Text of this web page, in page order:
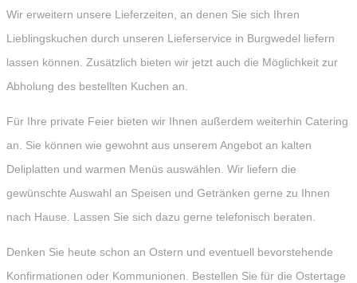
Wir erweitern unsere Lieferzeiten, an denen Sie sich Ihren
Lieblingskuchen durch unseren Lieferservice in Burgwedel liefern
lassen können. Zusätzlich bieten wir jetzt auch die Möglichkeit zur
Abholung des bestellten Kuchen an.
Für Ihre private Feier bieten wir Ihnen außerdem weiterhin Catering
an. Sie können wie gewohnt aus unserem Angebot an kalten
Deliplatten und warmen Menüs auswählen. Wir liefern die
gewünschte Auswahl an Speisen und Getränken gerne zu Ihnen
nach Hause. Lassen Sie sich dazu gerne telefonisch beraten.
Denken Sie heute schon an Ostern und eventuell bevorstehende
Konfirmationen oder Kommunionen. Bestellen Sie für die Ostertage